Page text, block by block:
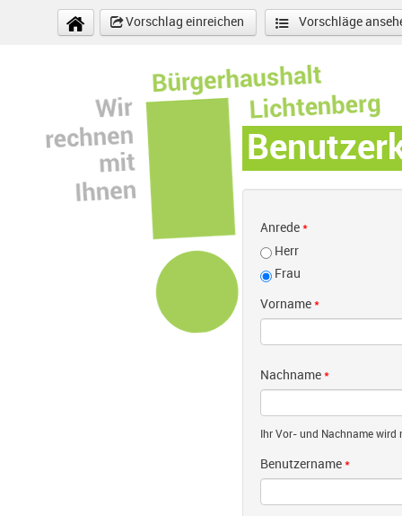
Direkt zum Inhalt
Vorschlag einreichen
Vorschläge
Anrede *
Herr
Frau
Vorname *
Nachname *
Ihr Vor- und Nachname
Benutzername *